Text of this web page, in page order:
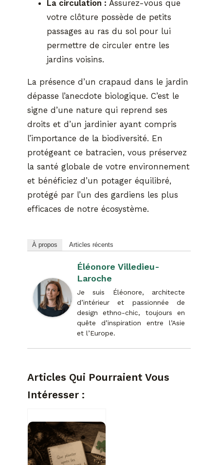
La circulation : Assurez-vous que
votre clôture possède de petits
passages au ras du sol pour lui
permettre de circuler entre les
jardins voisins.
La présence d’un crapaud dans le jardin
dépasse l’anecdote biologique. C’est le
signe d’une nature qui reprend ses
droits et d’un jardinier ayant compris
l’importance de la biodiversité. En
protégeant ce batracien, vous préservez
la santé globale de votre environnement
et bénéficiez d’un potager équilibré,
protégé par l’un des gardiens les plus
efficaces de notre écosystème.
À propos Articles récents
Éléonore Villedieu-
Laroche
Je suis Éléonore, architecte
d’intérieur et passionnée de
design ethno-chic, toujours en
quête d’inspiration entre l’Asie
et l’Europe.
Articles Qui Pourraient Vous
Intéresser :